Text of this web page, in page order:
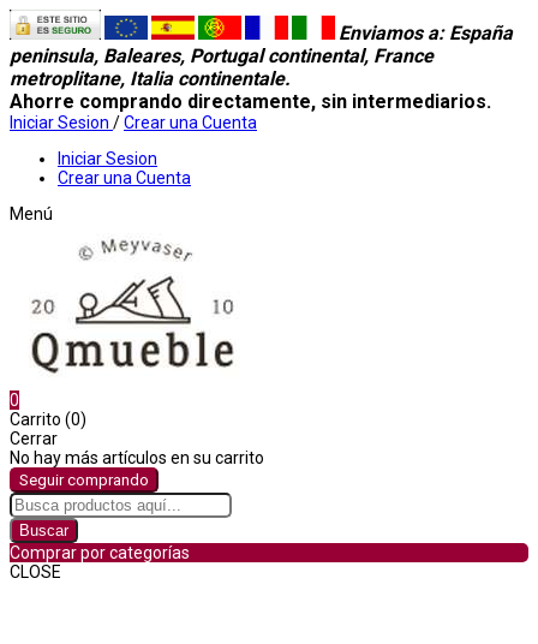
Enviamos a: España
peninsula, Baleares, Portugal continental, France
metroplitane, Italia continentale.
Ahorre comprando directamente, sin intermediarios.
Iniciar Sesion /Crear una Cuenta
Iniciar Sesion
Crear una Cuenta
Menú
0
Carrito (0)
Cerrar
No hay más artículos en su carrito
Seguir comprando
Buscar
Comprar por categorías
CLOSE